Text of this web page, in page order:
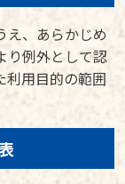
え、あらかじめ
り例外として認
利用目的の範囲